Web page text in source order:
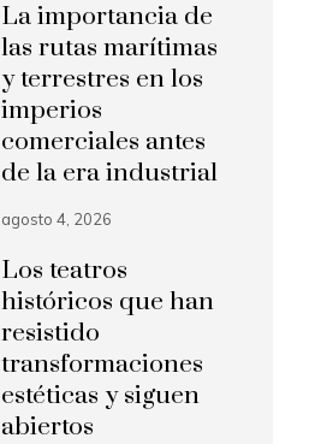
La importancia de
las rutas marítimas
y terrestres en los
imperios
comerciales antes
de la era industrial
agosto 4, 2026
Los teatros
históricos que han
resistido
transformaciones
estéticas y siguen
abiertos